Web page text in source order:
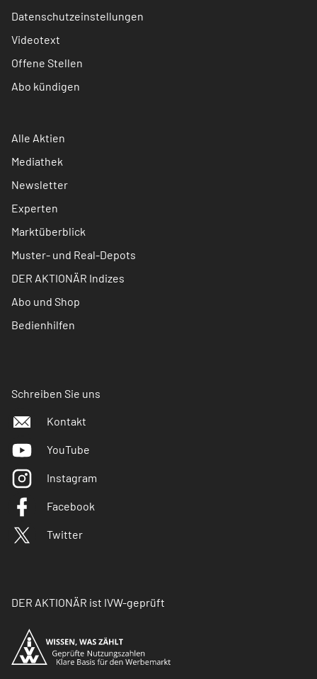
Datenschutzeinstellungen
Videotext
Offene Stellen
Abo kündigen
Alle Aktien
Mediathek
Newsletter
Experten
Marktüberblick
Muster- und Real-Depots
DER AKTIONÄR Indizes
Abo und Shop
Bedienhilfen
Schreiben Sie uns
Kontakt
YouTube
Instagram
Facebook
Twitter
DER AKTIONÄR ist IVW-geprüft